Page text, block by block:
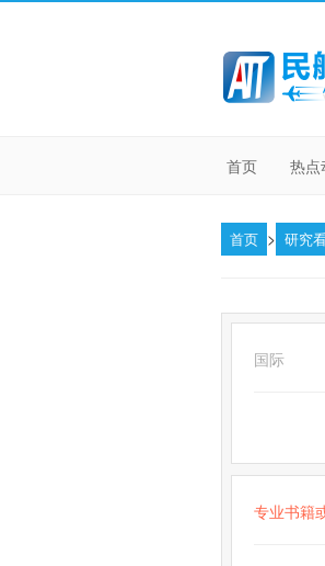
首页 热点
首页 > 研究
国际
专业书籍